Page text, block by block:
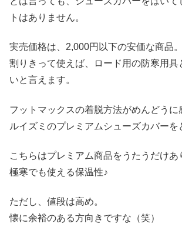
トはありません。
実売価格は、2,000円以下の安価な商品。
割りきって使えば、ロード用の防寒用具
いと言えます。
フットマックスの着脱方法がめんどうに
ルイズミのプレミアムシューズカバーを
こちらはプレミアム商品をうたうだけ
極寒でも使える保温性♪
ただし、値段は高め。
懐に余裕のある方向きですな（笑）